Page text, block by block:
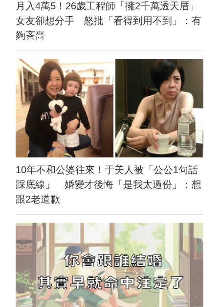
月入4萬5！26歲工程師「擁2千萬透天厝」
女友卻想分手 怒批「看得到用不到」：有
夠吝嗇
10年不和公婆往來！于美人被「公公1句話
踩底線」 婚變才後悔「是我太過份」：想
跟2老道歉